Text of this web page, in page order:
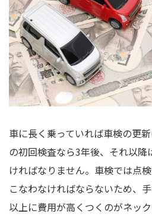
車に長く乗っていれば車検の更
の初回検査なら3年後、それ以
ければなりません。車検では点
こなわなければならないため、
以上に費用が高くつくのがネッ